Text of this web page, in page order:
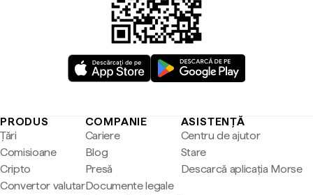
PRODUS
Țări
Comisioane
Cripto
Convertor valutar
COMPANIE
Cariere
Blog
Presă
Documente legale
ASISTENȚĂ
Centru de ajutor
Stare
Descarcă aplicația Morse